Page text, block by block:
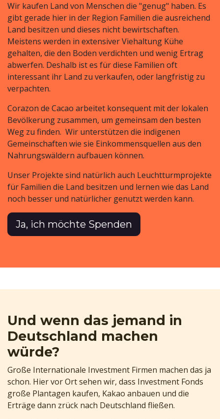
Wir kaufen Land von Menschen die "genug" haben. Es
gibt gerade hier in der Region Familien die ausreichend
Land besitzen und dieses nicht bewirtschaften.
Meistens werden in extensiver Viehaltung Kühe
gehalten, die den Boden verdichten und wenig Ertrag
abwerfen. Deshalb ist es für diese Familien oft
interessant ihr Land zu verkaufen, oder langfristig zu
verpachten.
Corazon de Cacao arbeitet konsequent mit der lokalen
Bevölkerung zusammen, um gemeinsam den besten
Weg zu finden. Wir unterstützen die indigenen
Gemeinschaften wie sie Einkommensquellen aus den
Nahrungswäldern aufbauen können.
Unser Projekte sind natürlich auch Leuchtturmprojekte
für Familien die Land besitzen und lernen wie das Land
noch besser und natürlicher genutzt werden kann.
Ja, ich möchte Spenden
Und wenn das jemand in
Deutschland machen
würde?
Große Internationale Investment Firmen machen das ja
schon. Hier vor Ort sehen wir, dass Investment Fonds
große Plantagen kaufen, Kakao anbauen und die
Erträge dann zrück nach Deutschland fließen.